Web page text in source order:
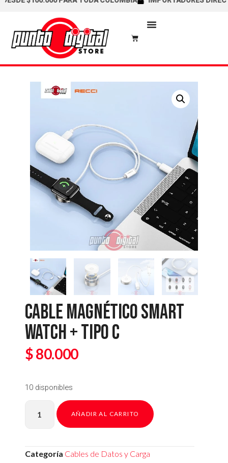
CABLE MAGNÉTICO SMART
WATCH + TIPO C
$80.000
10 disponibles
AÑADIR AL CARRITO
Categoría Cables de Datos y Carga